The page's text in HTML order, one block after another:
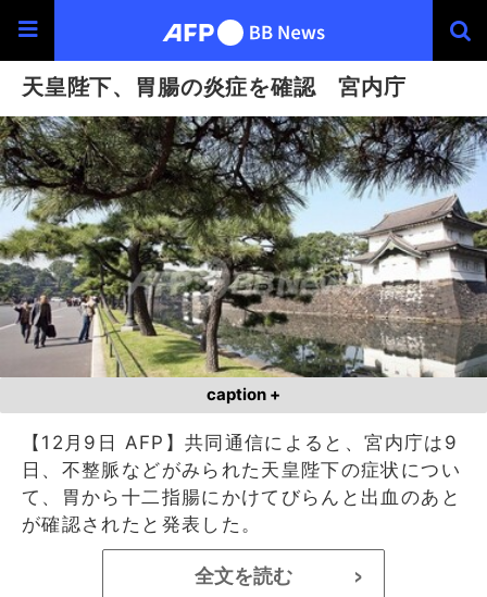
天皇陛下、胃腸の炎症を確認 宮内庁
caption +
【12月9日 AFP】共同通信によると、宮内庁は9
日、不整脈などがみられた天皇陛下の症状につい
て、胃から十二指腸にかけてびらんと出血のあと
が確認されたと発表した。
全文を読む >